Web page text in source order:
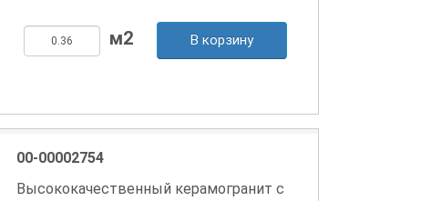
В корзину
00-00002754
Высококачественный керамогранит с